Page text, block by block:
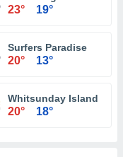
23° 19°
Surfers Paradise
20° 13°
Whitsunday Island
20° 18°